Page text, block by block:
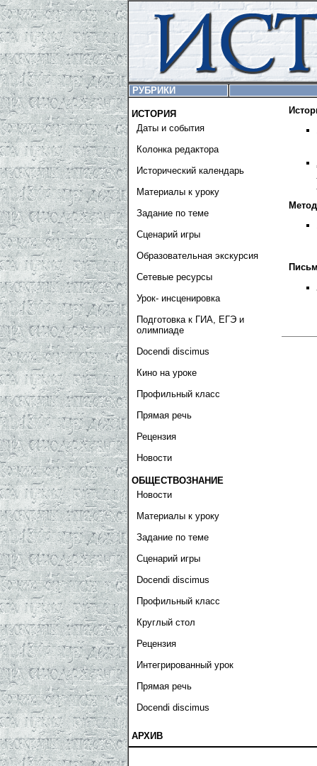
РУБРИКИ
ИСТОРИЯ
Даты и события
Колонка редактора
Исторический календарь
Материалы к уроку
Задание по теме
Сценарий игры
Образовательная экскурсия
Сетевые ресурсы
Урок- инсценировка
Подготовка к ГИА, ЕГЭ и
олимпиаде
Docendi discimus
Кино на уроке
Профильный класс
Прямая речь
Рецензия
Новости
ОБЩЕСТВОЗНАНИЕ
Новости
Материалы к уроку
Задание по теме
Сценарий игры
Docendi discimus
Профильный класс
Круглый стол
Рецензия
Интегрированный урок
Прямая речь
Docendi discimus
АРХИВ